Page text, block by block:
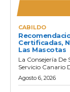
CABILDO
Certificadas,
Las Mascotas
La Consejería De
Servicio Canario
Agosto 6, 2026